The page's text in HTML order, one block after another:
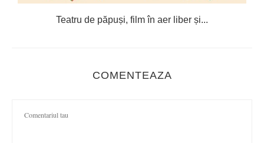
Teatru de păpuși, film în aer liber și...
COMENTEAZA